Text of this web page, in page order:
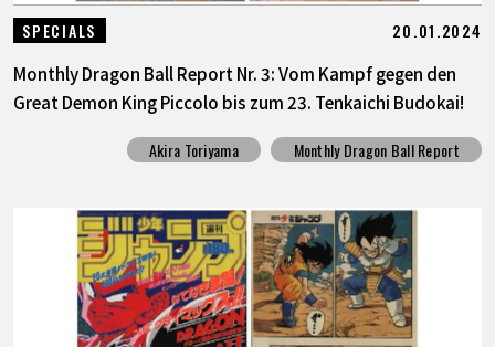
SPECIALS 20.01.2024
Monthly Dragon Ball Report Nr. 3: Vom Kampf gegen den
Great Demon King Piccolo bis zum 23. Tenkaichi Budokai!
Akira Toriyama Monthly Dragon Ball Report